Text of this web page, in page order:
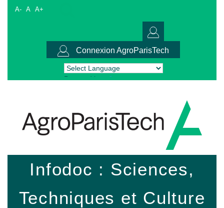
A- A A+
Connexion AgroParisTech
Powered by Translate
Infodoc : Sciences,
Techniques et Culture